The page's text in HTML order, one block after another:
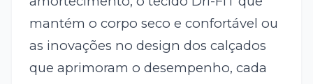
mantém o corpo seco e confortável ou
as inovações no design dos calçados
que aprimoram o desempenho, cada